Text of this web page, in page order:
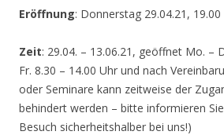
Eröffnung: Donnerstag 29.04.21, 19.00
Zeit: 29.04. – 13.06.21, geöffnet Mo. –
Fr. 8.30 – 14.00 Uhr und nach
oder Seminare kann zeitweise der
behindert werden – bitte informieren
Besuch sicherheitshalber bei uns!)